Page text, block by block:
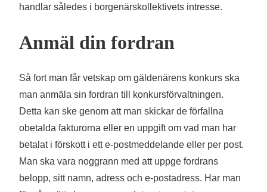
handlar således i borgenärskollektivets intresse.
Anmäl din fordran
Så fort man får vetskap om gäldenärens konkurs ska
man anmäla sin fordran till konkursförvaltningen.
Detta kan ske genom att man skickar de förfallna
obetalda fakturorna eller en uppgift om vad man har
betalat i förskott i ett e-postmeddelande eller per post.
Man ska vara noggrann med att uppge fordrans
belopp, sitt namn, adress och e-postadress. Har man